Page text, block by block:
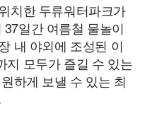
치한 두류워터파크가
일간 여름철 물놀이
내 야외에 조성된 이
지 모두가 즐길 수 있는
하게 보낼 수 있는 최